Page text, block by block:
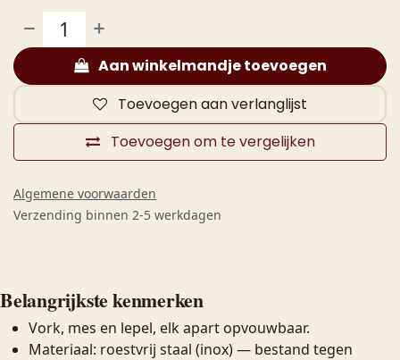
Aan winkelmandje toevoegen
Toevoegen om te vergelijken
Toevoegen aan verlanglijst
Algemene voorwaarden
Verzending binnen 2-5 werkdagen
Belangrijkste kenmerken
Vork, mes en lepel, elk apart opvouwbaar.
Materiaal: roestvrij staal (inox) — bestand tegen